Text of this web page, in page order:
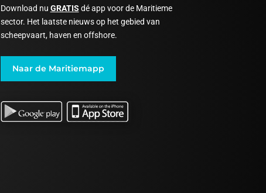
Download nu GRATIS dé app voor de Maritieme
sector. Het laatste nieuws op het gebied van
scheepvaart, haven en offshore.
Naar de Maritiemapp